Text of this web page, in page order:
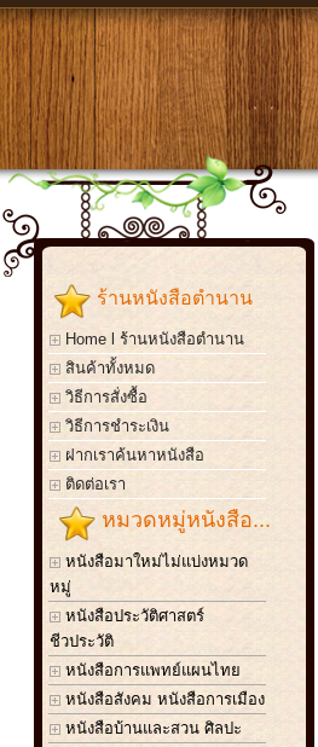
ร้านหนังสือตำนาน
Home l ร้านหนังสือตำนาน
สินค้าทั้งหมด
วิธีการสั่งซื้อ
วิธีการชำระเงิน
ฝากเราค้นหาหนังสือ
ติดต่อเรา
หมวดหมู่หนังสือ...
หนังสือมาใหม่ไม่แบ่งหมวด
หมู่
หนังสือประวัติศาสตร์
ชีวประวัติ
หนังสือการแพทย์แผนไทย
หนังสือสังคม หนังสือการเมือง
หนังสือบ้านและสวน ศิลปะ